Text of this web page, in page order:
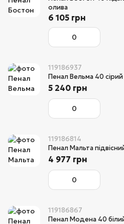
олива
6 105 грн
119186937
Пенал Вельма 40 сірий
5 240 грн
119186814
Пенал Мальта
4 977 грн
119186867
Пенал Модена 40